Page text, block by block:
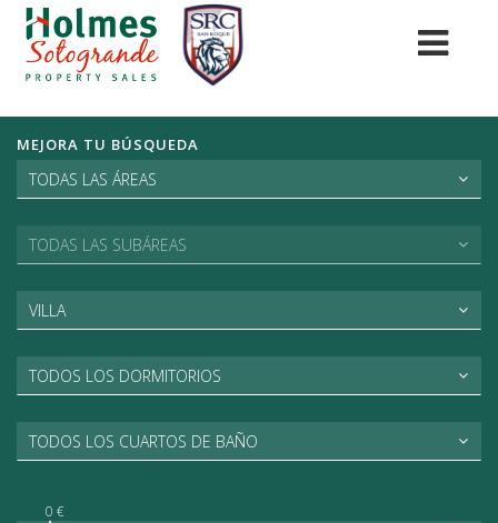
MEJORA TU BÚSQUEDA
TODAS LAS ÁREAS
TODAS LAS SUBÁREAS
0 €
VILLA
TODOS LOS DORMITORIOS
TODOS LOS CUARTOS DE BAÑO